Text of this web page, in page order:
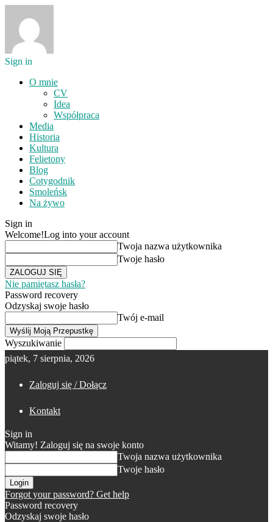
Sign in
O mnie
CV
Idea
Współpraca
Media
Historia
Kultura
Felietony
Blog
Cotygodnik
Smoleńsk
Na żywo
Sign in
Welcome!Log into your account
Twoja nazwa użytkownika
Twoje hasło
Nie pamiętasz hasła?
Password recovery
Odzyskaj swoje hasło
Twój e-mail
Wyszukiwanie
piątek, 7 sierpnia, 2026
Zaloguj się / Dołącz
Kontakt
Sign in
Witamy! Zaloguj się na swoje konto
Twoja nazwa użytkownika
Twoje hasło
Forgot your password? Get help
Password recovery
Odzyskaj swoje hasło